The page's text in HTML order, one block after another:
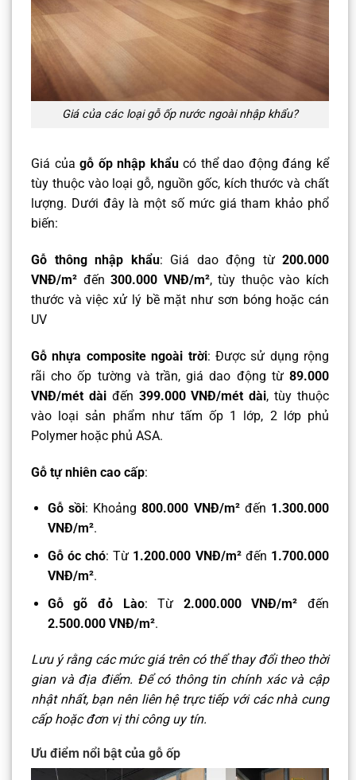
Giá của các loại gỗ ốp nước ngoài nhập khẩu?
​Giá củagỗ ốp nhập khẩucó thể dao động đáng kể
tùy thuộc vào loại gỗ, nguồn gốc, kích thước và chất
lượng. Dưới đây là một số mức giá tham khảo phổ
biến:​
Gỗ thông nhập khẩu: Giá dao động từ 200.000
VNĐ/m² đến300.000 VNĐ/m², tùy thuộc vào kích
thước và việc xử lý bề mặt như sơn bóng hoặc cán
UV
Gỗ nhựa composite ngoài trời: Được sử dụng rộng
rãi cho ốp tường và trần, giá dao động từ 89.000
VNĐ/mét dàiđến 399.000 VNĐ/mét dài, tùy thuộc
vào loại sản phẩm như tấm ốp 1 lớp, 2 lớp phủ
Polymer hoặc phủ ASA.
Gỗ tự nhiên cao cấp:
Gỗ sồi: Khoảng800.000 VNĐ/m²đến 1.300.000
VNĐ/m².​
Gỗ óc chó: Từ 1.200.000 VNĐ/m²đến 1.700.000
VNĐ/m².​
Gỗ gõ đỏ Lào: Từ 2.000.000 VNĐ/m² đến
2.500.000 VNĐ/m².
Lưu ý rằng các mức giá trên có thể thay đổi theo thời
gian và địa điểm. Để có thông tin chính xác và cập
nhật nhất, bạn nên liên hệ trực tiếp với các nhà cung
cấp hoặc đơn vị thi công uy tín.
Ưu điểm nổi bật của gỗ ốp